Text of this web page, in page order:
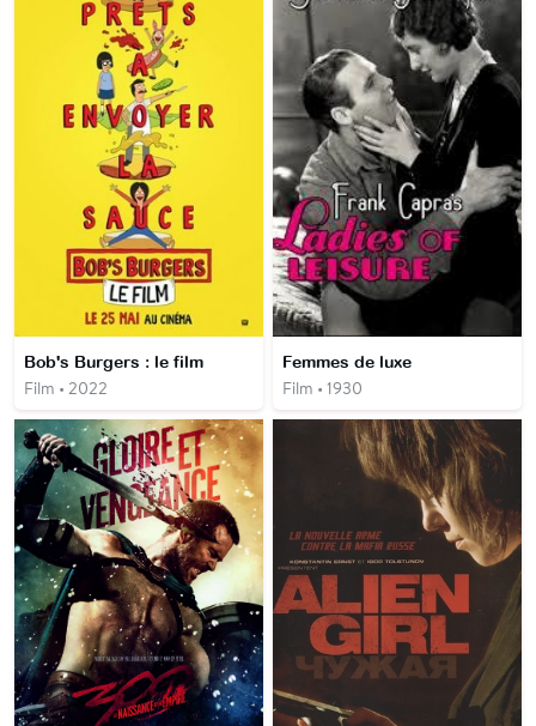
Bob's Burgers : le film
Film • 2022
Femmes de luxe
Film • 1930